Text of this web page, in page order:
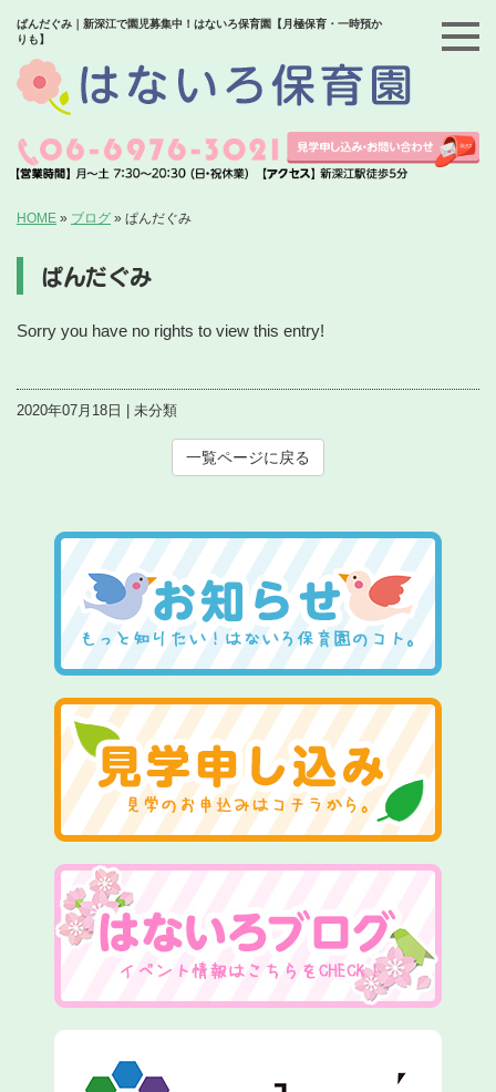
ぱんだぐみ｜新深江で園児募集中！はないろ保育園【月極保育・一時預か
りも】
HOME » ブログ » ぱんだぐみ
ぱんだぐみ
Sorry you have no rights to view this entry!
2020年07月18日 | 未分類
一覧ページに戻る